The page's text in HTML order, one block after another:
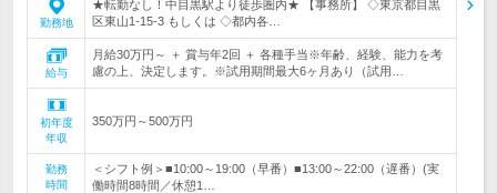
勤務地
★転勤なし！中目黒駅より徒歩圏内★ 【事務所】 ◇東京都目黒
区東山1-15-3 もしくは ◇都内各…
給与
月給30万円～ ＋ 賞与年2回 ＋ 各種手当※年齢、経験、能力を考
慮の上、決定します。※試用期間最大6ヶ月あり（試用…
初年度
年収
350万円～500万円
勤務
時間
＜シフト例＞■10:00～19:00（早番）■13:00～22:00（遅番）(実
働時間8時間／休憩1…